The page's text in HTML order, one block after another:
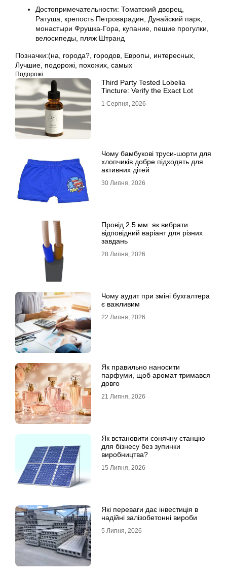
Достопримечательности: Томатский дворец,
Ратуша, крепость Петроварадин, Дунайский парк,
монастыри Фрушка-Гора, купание, пешие прогулки,
велосипеды, пляж Штранд
Позначки:(на, города?, городов, Европы, интересных,
Лучшие, подорожі, похожих, самых
Подорожі
Third Party Tested Lobelia
Tincture: Verify the Exact Lot
1 Серпня, 2026
Чому бамбукові труси-шорти для
хлопчиків добре підходять для
активних дітей
30 Липня, 2026
Провід 2.5 мм: як вибрати
відповідний варіант для різних
завдань
28 Липня, 2026
Чому аудит при зміні бухгалтера
є важливим
22 Липня, 2026
Як правильно наносити
парфуми, щоб аромат тримався
довго
21 Липня, 2026
Як встановити сонячну станцію
для бізнесу без зупинки
виробництва?
15 Липня, 2026
Які переваги дає інвестиція в
надійні залізобетонні вироби
5 Липня, 2026